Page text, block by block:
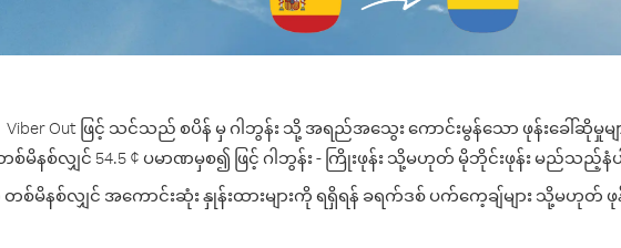
Viber Out ဖြင့် သင်သည် စပိန် မှ ဂါဘွန်း သို့ အရည်အသွေး ကောင်းမွန်သော ဖုန်းခေါ်ဆိုမှု
စ်မိနစ်လျှင် 54.5 ¢ ပမာဏမှစ၍ ဖြင့် ဂါဘွန်း - ကြိုးဖုန်း သို့မဟုတ် မိုဘိုင်းဖုန်း မည်သည့်နံ
စ်မိနစ်လျှင် အကောင်းဆုံး နှုန်းထားများကို ရရှိရန် ခရက်ဒစ် ပက်ကေ့ချ်များ သို့မဟု